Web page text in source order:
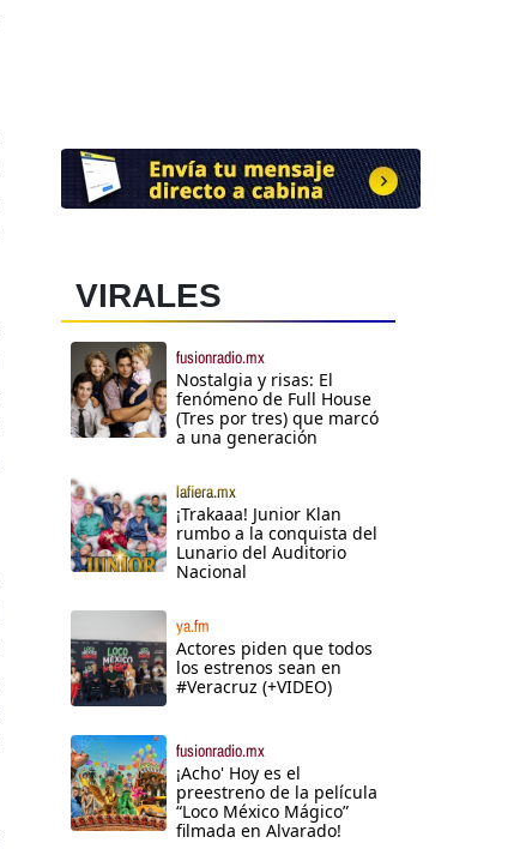
VIRALES
fusionradio.mx
Nostalgia y risas: El
fenómeno de Full House
(Tres por tres) que marcó
a una generación
lafiera.mx
¡Trakaaa! Junior Klan
rumbo a la conquista del
Lunario del Auditorio
Nacional
ya.fm
Actores piden que todos
los estrenos sean en
#Veracruz (+VIDEO)
fusionradio.mx
¡Acho' Hoy es el
preestreno de la película
“Loco México Mágico”
filmada en Alvarado!